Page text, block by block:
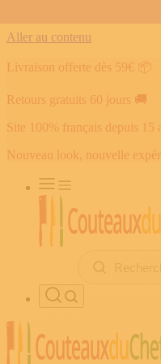
Aller au contenu
Livraison offerte dès 59€ 📦
Retours gratuits 60 jours 🚚
Site 100% français depuis
Nouveau look, nouvelle